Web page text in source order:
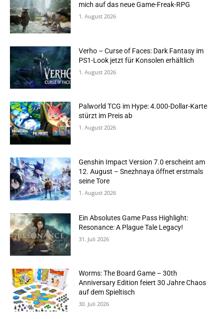
mich auf das neue Game-Freak-RPG
1. August 2026
Verho – Curse of Faces: Dark Fantasy im
PS1-Look jetzt für Konsolen erhältlich
1. August 2026
Palworld TCG im Hype: 4.000-Dollar-Karte
stürzt im Preis ab
1. August 2026
Genshin Impact Version 7.0 erscheint am
12. August – Snezhnaya öffnet erstmals
seine Tore
1. August 2026
Ein Absolutes Game Pass Highlight:
Resonance: A Plague Tale Legacy!
31. Juli 2026
Worms: The Board Game – 30th
Anniversary Edition feiert 30 Jahre Chaos
auf dem Spieltisch
30. Juli 2026